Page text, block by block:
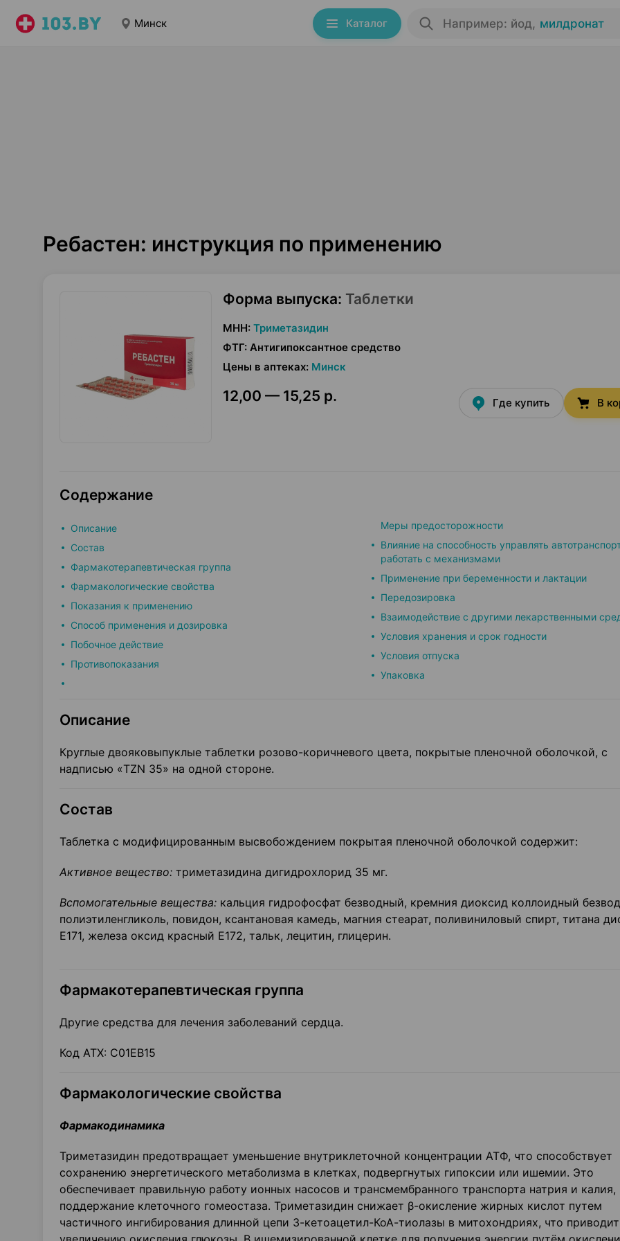
Минск Каталог Например: йод, милдронат
Ребастен: инструкция по применению
Форма выпуска: Таблетки
МНН: Триметазидин
ФТГ: Антигипоксантное средство
Цены в аптеках: Минск
12,00 — 15,25 р. Где купить В
Содержание
Описание
Состав
Фармакотерапевтическая группа
Фармакологические свойства
Показания к применению
Способ применения и дозировка
Побочное действие
Противопоказания
Меры предосторожности
Влияние на способность управлять
работать с механизмами
Применение при беременности и лактации
Передозировка
Взаимодействие с другими лекарственными
Условия хранения и срок годности
Условия отпуска
Упаковка
Описание
Круглые двояковыпуклые таблетки розово-коричневого цвета, покрытые пленочной оболочкой, с
надписью «TZN 35» на одной стороне.
Состав
Таблетка с модифицированным высвобождением покрытая пленочной оболочкой содержит:
Активное вещество: триметазидина дигидрохлорид 35 мг.
Вспомогательные вещества: кальция гидрофосфат безводный, кремния диоксид коллоидный
полиэтиленгликоль, повидон, ксантановая камедь, магния стеарат, поливиниловый спирт, титана
Е171, железа оксид красный Е172, тальк, лецитин, глицерин.
Фармакотерапевтическая группа
Другие средства для лечения заболеваний сердца.
Код ATX: С01ЕВ15
Фармакологические свойства
Фармакодинамика
Триметазидин предотвращает уменьшение внутриклеточной концентрации АТФ, что способствует
сохранению энергетического метаболизма в клетках, подвергнутых гипоксии или ишемии. Это
обеспечивает правильную работу ионных насосов и трансмембранного транспорта натрия и калия,
поддержание клеточного гомеостаза. Триметазидин снижает β-окисление жирных кислот путем
частичного ингибирования длинной цепи 3-кетоацетил-КоА-тиолазы в митохондриях, что